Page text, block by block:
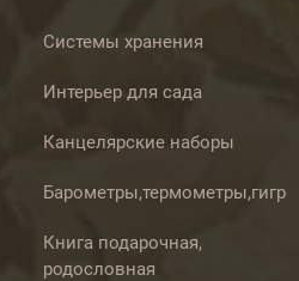
Системы хранения
Интерьер для сада
Канцелярские наборы
Книга подарочная,
родословная